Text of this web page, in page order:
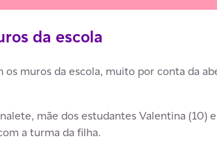
da escola
os muros da escola, muito por conta da
mãe dos estudantes Valentina (10)
a turma da filha.